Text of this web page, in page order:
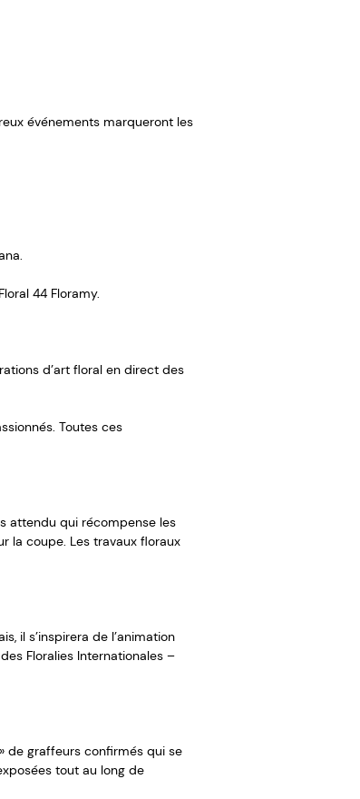
événements marqueront les
44 Floramy.
d’art floral en direct des
Toutes ces
attendu qui récompense les
la coupe. Les travaux floraux
il s’inspirera de l’animation
Floralies Internationales –
de graffeurs confirmés qui se
tout au long de